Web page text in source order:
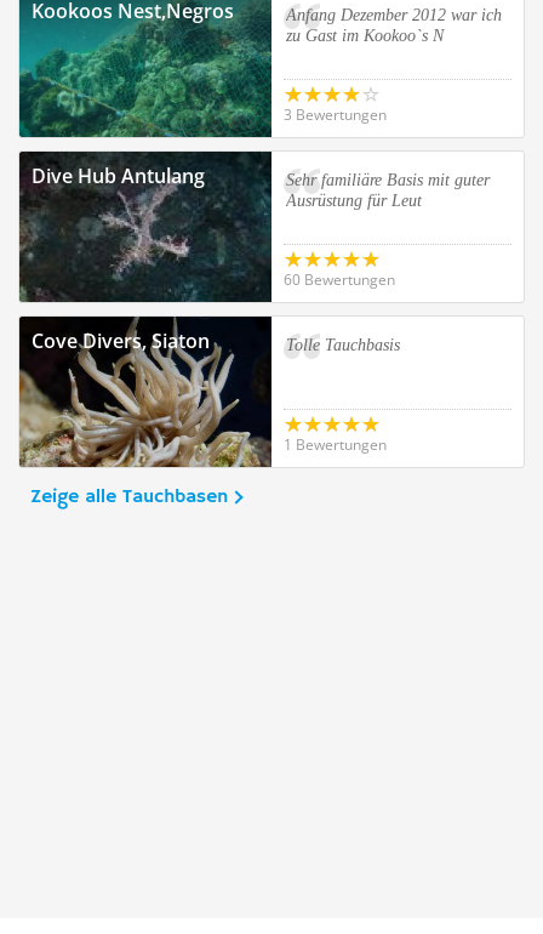
Kookoos Nest,Negros
Anfang Dezember 2012 war ich
zu Gast im Kookoo`s N
3 Bewertungen
Dive Hub Antulang
Sehr familiäre Basis mit guter
Ausrüstung für Leut
60 Bewertungen
Cove Divers, Siaton Tolle Tauchbasis
1 Bewertungen
Zeige alle Tauchbasen